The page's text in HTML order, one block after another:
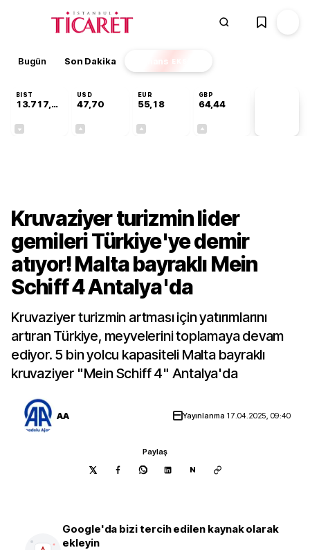
Bugün Son Dakika Finans EKSTRA
BIST
13.717,88
USD
47,70
EUR
55,18
GBP
64,44
Kruvaziyer turizmin lider
gemileri Türkiye'ye demir
atıyor! Malta bayraklı Mein
Schiff 4 Antalya'da
Kruvaziyer turizmin artması için yatırımlarını
artıran Türkiye, meyvelerini toplamaya devam
ediyor. 5 bin yolcu kapasiteli Malta bayraklı
kruvaziyer "Mein Schiff 4" Antalya'da
AA Yayınlanma 17.04.2025, 09:40
Paylaş
N
Google'da bizi tercih edilen kaynak olarak
ekleyin